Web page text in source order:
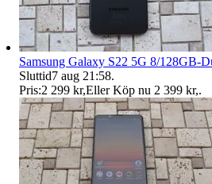
Samsung Galaxy S22 5G 8/128GB-
Sluttid7 aug 21:58.
Pris:2 299 kr,Eller Köp nu 2 399 kr,.